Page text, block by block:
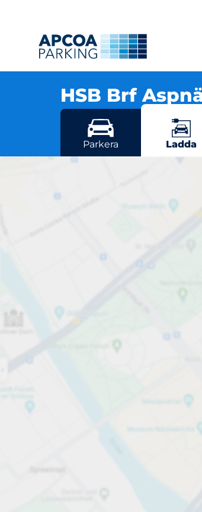
HSB Brf
Aspnäsvägen 2-42, 177 37
Flera
Parkera Ladda
Öppet nu
Electric Car Charging